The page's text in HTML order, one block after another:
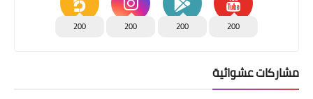
200
200
200
200
مشاركات عشوائية